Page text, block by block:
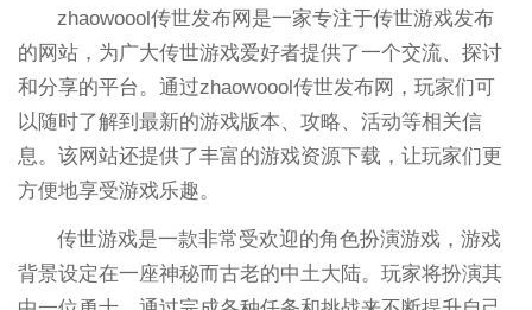
zhaowoool传世发布网是一家专注于传世游戏发布
的网站，为广大传世游戏爱好者提供了一个交流、探讨
和分享的平台。通过zhaowoool传世发布网，玩家们可
以随时了解到最新的游戏版本、攻略、活动等相关信
息。该网站还提供了丰富的游戏资源下载，让玩家们更
方便地享受游戏乐趣。
传世游戏是一款非常受欢迎的角色扮演游戏，游戏
背景设定在一座神秘而古老的中土大陆。玩家将扮演其